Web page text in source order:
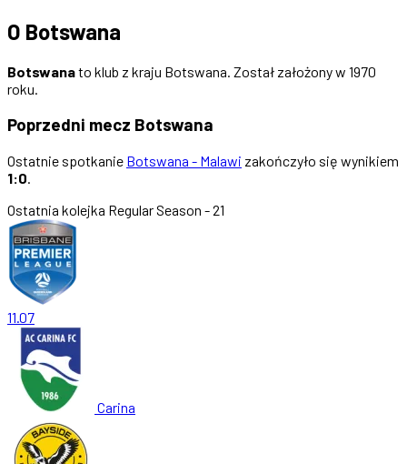
O Botswana
Botswanato klub z kraju Botswana. Został założony w 1970
roku.
Poprzedni mecz Botswana
Ostatnie spotkanie Botswana - Malawi zakończyło się wynikiem
1:0.
Ostatnia kolejka Regular Season - 21
11.07
Carina